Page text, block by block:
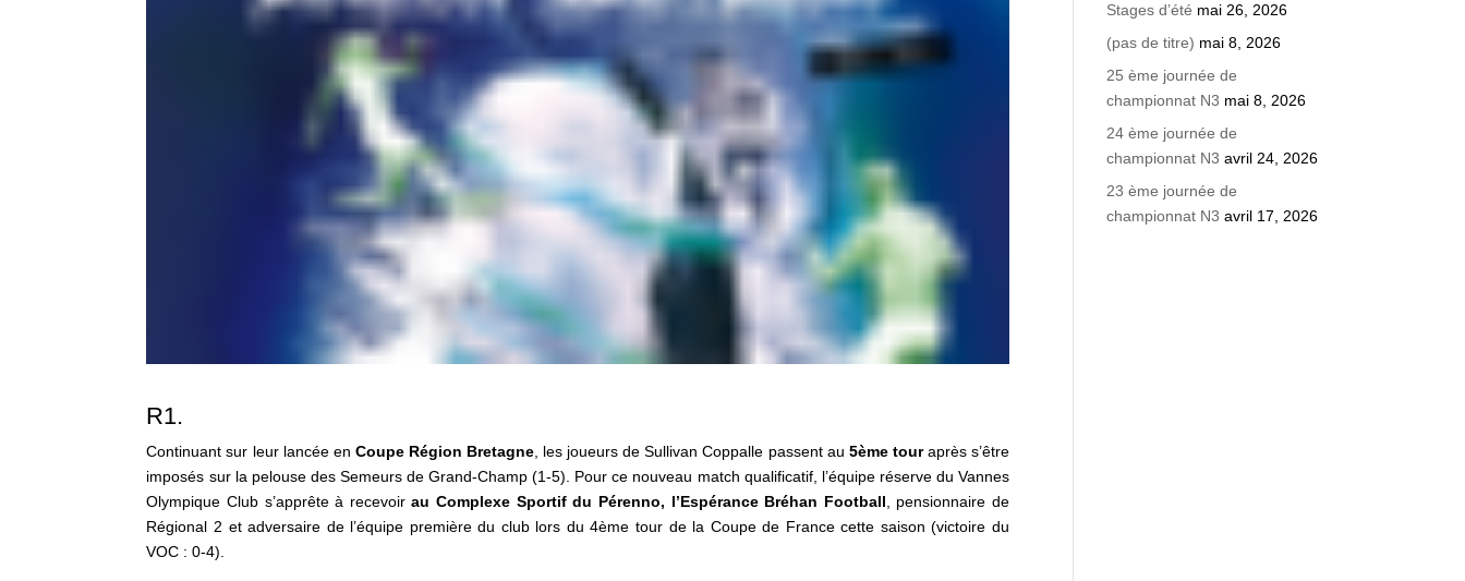
R1.
Continuant sur leur lancée en Coupe Région Bretagne , les joueurs de Sullivan Coppalle passent au 5ème touraprès s’être
imposés sur la pelouse des Semeurs de Grand-Champ (1-5). Pour ce nouveau match qualificatif, l’équipe réserve du Vannes
Olympique Club s’apprête à recevoirau Complexe Sportif du Pérenno, l’Espérance Bréhan Football , pensionnaire de
Régional 2 et adversaire de l’équipe première du club lors du 4ème tour de la Coupe de France cette saison (victoire du
VOC : 0-4).
Stages d’été mai 26, 2026
(pas de titre) mai 8, 2026
25 ème journée de
championnat N3 mai 8, 2026
24 ème journée de
championnat N3 avril 24, 2026
23 ème journée de
championnat N3 avril 17, 2026